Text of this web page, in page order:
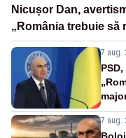
Nicușor Dan,
„România trebuie să
7 aug.
7 aug.